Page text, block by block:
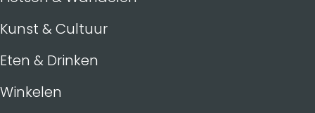
Kunst & Cultuur
Eten & Drinken
Winkelen